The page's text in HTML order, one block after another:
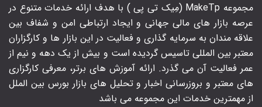
مجموعه MakeTp (مِیک تی پی ) با هدف ارائه خدمات متنوع در
عرصه بازار های مالی جهانی و ایجاد ارتباطی امن و شفاف بین
علاقه مندان به سرمایه گذاری و فعالیت در این بازار ها و کارگزاران
معتبر بین المللی تاسیس گردیده است و بیش از یک دهه و نیم از
عمر فعالیت آن می گذرد. ارائه آموزش های برتر‍، معرفی کارگزاری
های معتبر و بروزرسانی اخبار و تحلیل های بازار بورس بین الملل
از مهمترین خدمات این مجموعه می باشد